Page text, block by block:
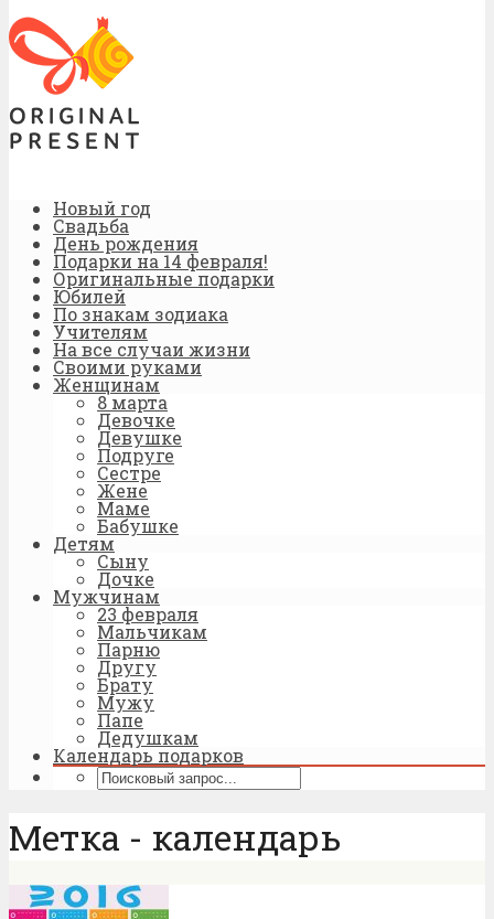
Новый год
Свадьба
День рождения
Подарки на 14 февраля!
Оригинальные подарки
Юбилей
По знакам зодиака
Учителям
На все случаи жизни
Своими руками
Женщинам
8 марта
Девочке
Девушке
Подруге
Сестре
Жене
Маме
Бабушке
Детям
Сыну
Дочке
Мужчинам
23 февраля
Мальчикам
Парню
Другу
Брату
Мужу
Папе
Дедушкам
Календарь подарков
Метка - календарь